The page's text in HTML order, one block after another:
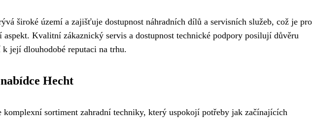
široké území a zajišťuje dostupnost náhradních dílů a servisních služeb, což je pro
Kvalitní zákaznický servis a dostupnost technické podpory posilují důvěru
její dlouhodobé reputaci na trhu.
Hecht
sortiment zahradní techniky, který uspokojí potřeby jak začínajících